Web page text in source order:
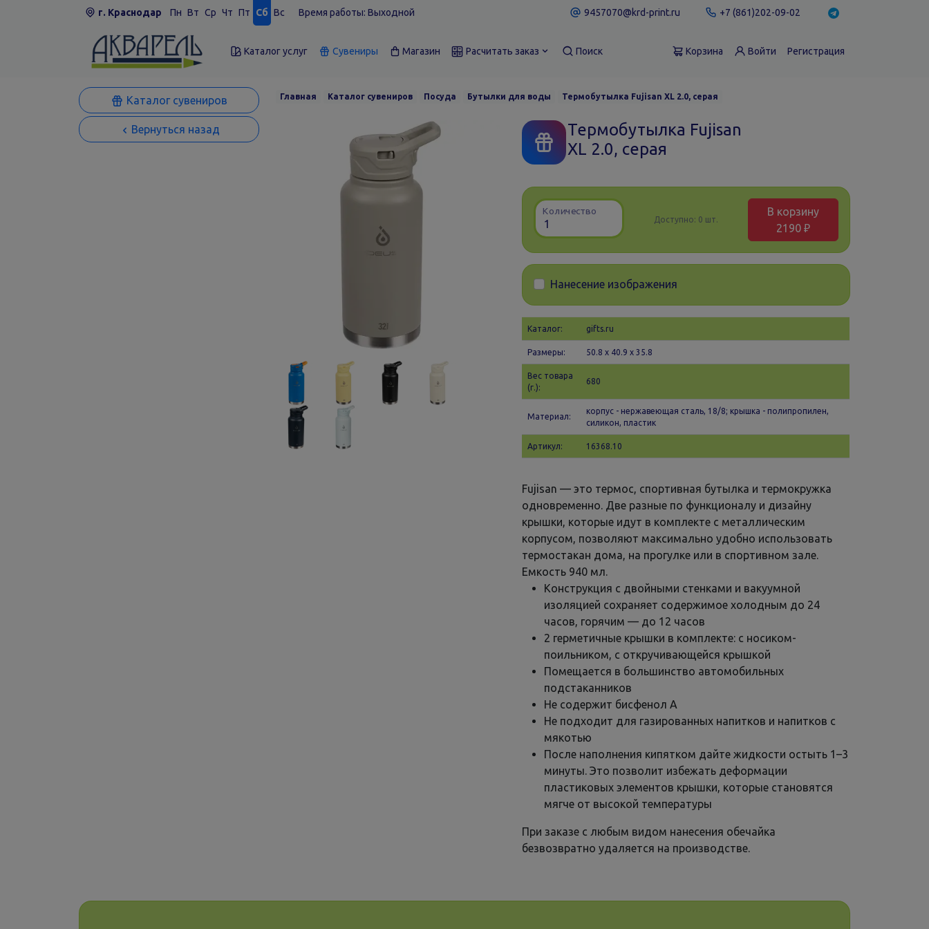
г. Краснодар Пн Вт Ср Чт Пт Сб Вс Время работы: Выходной 9457070@krd-print.ru +7 (861)202-09-02
Каталог услуг Сувениры Магазин Расчитать заказ Поиск Корзина Войти Регистрация
Каталог сувениров
Вернуться назад
Главная Каталог сувениров Посуда Бутылки для воды Термобутылка Fujisan XL 2.0, серая
Термобутылка Fujisan
XL 2.0, серая
Количество
Доступно: 0 шт.
В корзину
2190 ₽
Нанесение изображения
Каталог: gifts.ru
Размеры: 50.8 х 40.9 x 35.8
Вес товара
(г.):
680
Материал:
корпус - нержавеющая сталь, 18/8; крышка - полипропилен,
силикон, пластик
Артикул: 16368.10
Fujisan — это термос, спортивная бутылка и термокружка
одновременно. Две разные по функционалу и дизайну
крышки, которые идут в комплекте с металлическим
корпусом, позволяют максимально удобно использовать
термостакан дома, на прогулке или в спортивном зале.
Емкость 940 мл.
Конструкция с двойными стенками и вакуумной
изоляцией сохраняет содержимое холодным до 24
часов, горячим — до 12 часов
2 герметичные крышки в комплекте: с носиком-
поильником, с откручивающейся крышкой
Помещается в большинство автомобильных
подстаканников
Не содержит бисфенол А
Не подходит для газированных напитков и напитков с
мякотью
После наполнения кипятком дайте жидкости остыть 1–3
минуты. Это позволит избежать деформации
пластиковых элементов крышки, которые становятся
мягче от высокой температуры
При заказе с любым видом нанесения обечайка
безвозвратно удаляется на производстве.